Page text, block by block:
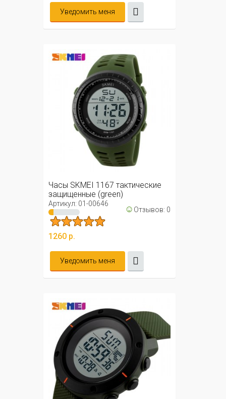
Уведомить меня
Часы SKMEI 1167 тактические
защищенные (green)
Артикул: 01-00646 ☺ Отзывов: 0
1260 р.
Уведомить меня